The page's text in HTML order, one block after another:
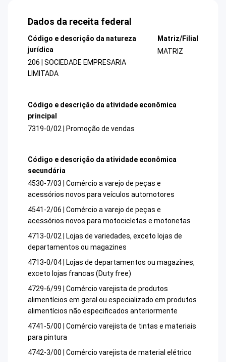
Dados da receita federal
Código e descrição da natureza
jurídica
206 | SOCIEDADE EMPRESARIA
LIMITADA
Matriz/Filial
MATRIZ
Código e descrição da atividade econômica
principal
7319-0/02 | Promoção de vendas
Código e descrição da atividade econômica
secundária
4530-7/03 | Comércio a varejo de peças e
acessórios novos para veículos automotores
4541-2/06 | Comércio a varejo de peças e
acessórios novos para motocicletas e motonetas
4713-0/02 | Lojas de variedades, exceto lojas de
departamentos ou magazines
4713-0/04 | Lojas de departamentos ou magazines,
exceto lojas francas (Duty free)
4729-6/99 | Comércio varejista de produtos
alimentícios em geral ou especializado em produtos
alimentícios não especificados anteriormente
4741-5/00 | Comércio varejista de tintas e materiais
para pintura
4742-3/00 | Comércio varejista de material elétrico